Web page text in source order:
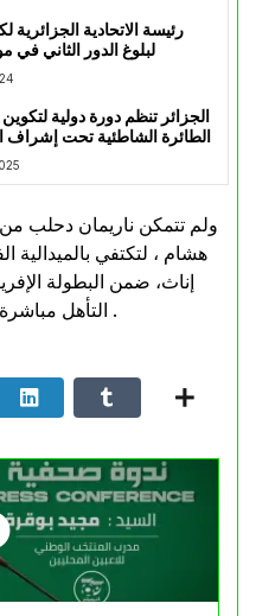
رئيسة الاتحادية الجزائرية
لبلوغ الدور الثاني في
الجزائر تنظم دورة دولية
الطائرة الشاطئية تحت إشراف
ولم تتمكن ناريمان دحلب من
هشام ، لتكتفي بالميدالية
إناث، ضمن البطولة
التأهل مباشرة إلى بطولة العالم المقبلة بمصر .